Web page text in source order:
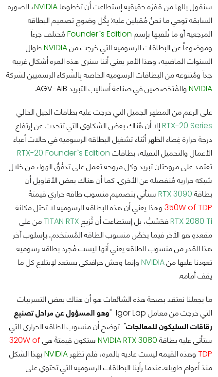
سنقول يالها من قفزه حقيقيه إستطاعت أن تخطوها NVIDIA، الصوره
السابقه توحي ما نحنُ مُقبلين عليه: بِكُل وضوح تصميم البطاقه
المرجعيه أو ما نُلقبها بإسم Founder`s Editionمُختلف جزءاً
وموضوعاً عن البطاقات الرسوميه التي خرجت منNVIDIA طوال
السنوات الماضيه، وهذا الأمر يعني أننا سنرى هذه المره أشكال غريبه
جداً ومُتنوعه من البطاقات الرسوميه الخاصه بِالشُركاء الرسميين لشركة
NVIDIA والمُتخصصين في صناعة أساليب التبريد AGV-AIB.
على الرغم من المظهر الجميل التي خرجت عليه بطاقات الجيل الحالي
RTX-20 Seriesإلا أن هُناك بعض الشكاوي التي تتحدث عن إرتفاع
درجة حرارة غِطاء الظهر أثناء تشغيل البطاقه الرسوميه في حالات أعباء
الأعمال والتحميل الثقيله، بطاقات RTX-20 Founder`s Edition
تعتمد على مروحتان تبريد وكل مروحه تعمل على تدفُقُ الهواء من خلال
شبكه حراريه مُنفصله عن الأخرى. كما أن هناك بعض الأقاويل أن
بطاقة RTX 3090 ستأتي بتصميم منسوب طاقه حراري قيمتهُ
350W of TDP وهذا يعني أن هذه البطاقه الرسوميه لا تحتل مكانة
RTX 2080 Tiفحَسْبُ، بل إستطاعت أن تُزيحTITAN RTXمن على
مقعدهِ هو الأخر فيما يخصُ منسوب الطاقه المُستخدم...بإسلوب آخر
هذا القدر من منسوب الطاقه يعني أنها ليست مُجرد بطاقه رسوميه
تعودنا عليها منNVIDIA وإنما وحش جرافيكي يستعد لإبتلاع كل ما
يقف أمامه.
ما يجعلنا نعتقد بصحة هذه الشائعات هو أن هناك بعض التسريبات
التي خرجت من معامل Igor Lap "
وهو المسؤول عن مراحل تصنيع
رقاقات السليكون للمعالجات" توضح أن منسوب الطاقه الحراري التي
ستأتي عليه بطاقة NVIDIA RTX 3080 ستكون قيمتهُ هي 320W of
TDP وهذه القيمه ليست عاديه بالمره، فلم تظهر NVIDIA بهذا الشكل
منذ أعوام طويله..عندما رأينا البطاقات الرسوميه التي تحتوي على